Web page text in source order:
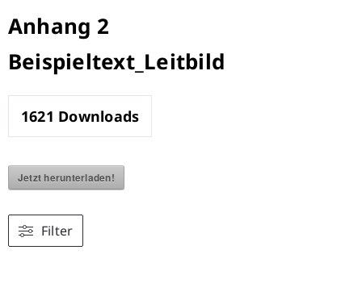
Zum
Inhalt
springen
Anhang 2
Beispieltext_Leitbild
1621 Downloads
Jetzt herunterladen!
Filter